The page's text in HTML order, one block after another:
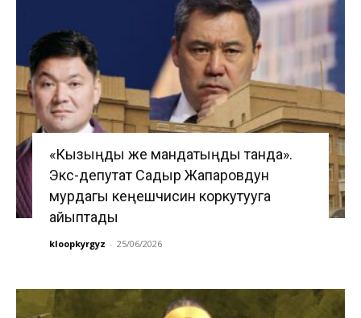
«Кызыңды же мандатыңды танда».
Экс-депутат Садыр Жапаровдун
мурдагы кеңешчисин коркутууга
айыптады
kloopkyrgyz - 25/06/2026